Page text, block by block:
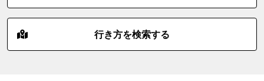
行き方を検索する